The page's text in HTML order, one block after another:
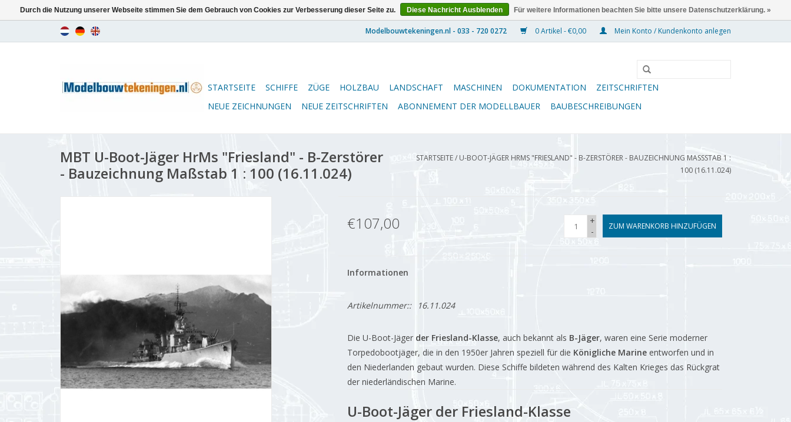
0 Artikel - €0,00 Mein Konto / Kundenkonto anlegen
STARTSEITE SCHIFFE ZÜGE HOLZBAU LANDSCHAFT MASCHINEN DOKUMENTATION
ZEITSCHRIFTEN
NEUE ZEICHNUNGEN
NEUE ZEITSCHRIFTEN ABONNEMENT DER MODELLBAUER BAUBESCHREIBUNGEN
MBT U-Boot-Jäger HrMs "Friesland" - B-Zerstörer
- Bauzeichnung Maßstab 1 : 100 (16.11.024)
STARTSEITE/ U-BOOT-JÄGER HRMS "FRIESLAND" - B-ZERSTÖRER - BAUZEICHNUNG MASSSTAB 1 : 1
00 (16.11.024)
€107,00
+
-
ZUM WARENKORB HINZUFÜGEN
Informationen
Artikelnummer:: 16.11.024
Die U-Boot-Jäger der Friesland-Klasse, auch bekannt als B-Jäger, waren eine Serie moderner
Torpedobootjäger, die in den 1950er Jahren speziell für die Königliche Marineentworfen und in
den Niederlanden gebaut wurden. Diese Schiffe bildeten während des Kalten Krieges das Rückgrat
der niederländischen Marine.
U-Boot-Jäger der Friesland-Klasse
Durch die Nutzung unserer Webseite stimmen Sie dem Gebrauch von Cookies zur Verbesserung dieser Seite zu. Diese Nachricht Ausblenden Für weitere Informationen beachten Sie bitte unsere Datenschutzerklärung. »